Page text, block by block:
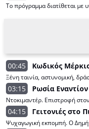
00:45 Κωδικός
03:15 Ρωσία
04:15 Γειτονιές στο